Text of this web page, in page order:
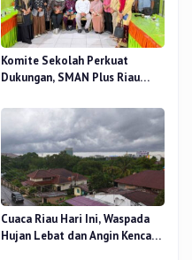
Komite Sekolah Perkuat
Dukungan, SMAN Plus Riau
Pendidikan
Cuaca Riau Hari Ini, Waspada
Hujan Lebat dan Angin Kencang